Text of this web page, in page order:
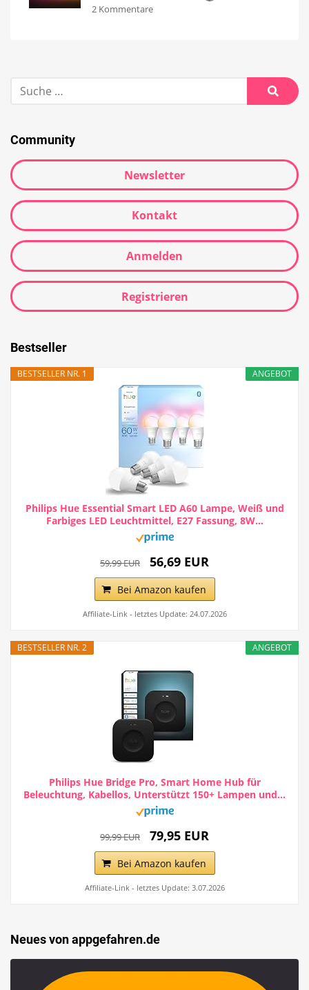
2 Kommentare
Community
Newsletter
Kontakt
Anmelden
Registrieren
Bestseller
ANGEBOT
BESTSELLER NR. 1
Philips Hue Essential Smart LED A60 Lampe, Weiß und
Farbiges LED Leuchtmittel, E27 Fassung, 8W...
59,99 EUR 56,69 EUR
Bei Amazon kaufen
Affiliate-Link - letztes Update: 24.07.2026
ANGEBOT
BESTSELLER NR. 2
Philips Hue Bridge Pro, Smart Home Hub für
Beleuchtung, Kabellos, Unterstützt 150+ Lampen und...
99,99 EUR 79,95 EUR
Bei Amazon kaufen
Affiliate-Link - letztes Update: 3.07.2026
Neues von appgefahren.de